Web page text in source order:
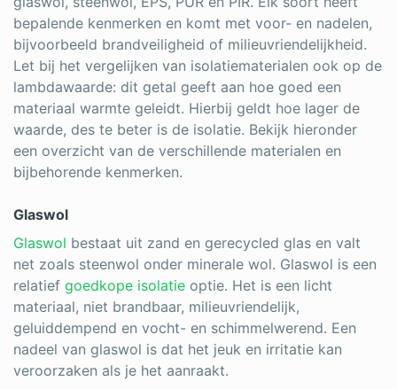
bepalende kenmerken en komt met voor- en nadelen,
bijvoorbeeld brandveiligheid of milieuvriendelijkheid.
Let bij het vergelijken van isolatiematerialen ook op de
lambdawaarde: dit getal geeft aan hoe goed een
materiaal warmte geleidt. Hierbij geldt hoe lager de
waarde, des te beter is de isolatie. Bekijk hieronder
een overzicht van de verschillende materialen en
bijbehorende kenmerken.
Glaswol
Glaswol bestaat uit zand en gerecycled glas en valt
net zoals steenwol onder minerale wol. Glaswol is een
relatief goedkope isolatie optie. Het is een licht
materiaal, niet brandbaar, milieuvriendelijk,
geluiddempend en vocht- en schimmelwerend. Een
nadeel van glaswol is dat het jeuk en irritatie kan
veroorzaken als je het aanraakt.